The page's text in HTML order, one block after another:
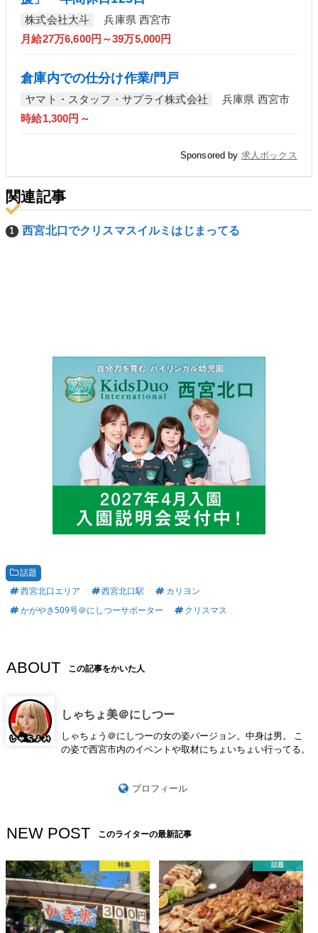
株式会社大斗
兵庫県 西宮市
月給27万6,600円～39万5,000円
倉庫内での仕分け作業/門戸
ヤマト・スタッフ・サプライ株式会社
兵庫県 西宮市
時給1,300円～
Sponsored by 求人ボックス
関連記事
西宮北口でクリスマスイルミはじまってる
話題
西宮北口エリア
西宮北口駅
カリヨン
かがやき509号＠にしつーサポーター
クリスマス
ABOUT この記事をかいた人
しゃちょ美＠にしつー
しゃちょう＠にしつーの女の姿バージョン。中身は男。 こ
の姿で西宮市内のイベントや取材にちょいちょい行ってる。
プロフィール
NEW POST このライターの最新記事
特集 話題